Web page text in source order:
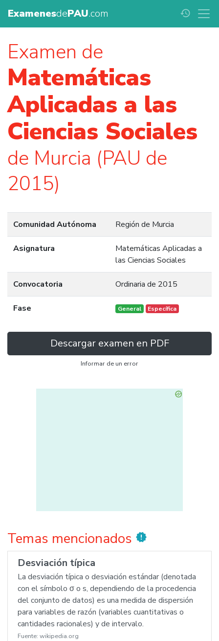
ExamenesdePAU.com history
Examen de
Matemáticas
Aplicadas a las
Ciencias Sociales
de Murcia (PAU de
2015)
Comunidad Autónoma Región de Murcia
Asignatura
Matemáticas Aplicadas a
las Ciencias Sociales
Convocatoria Ordinaria de 2015
Fase General Específica
Descargar examen en PDF
Informar de un error
Temas mencionados new_releases
Desviación típica
La desviación típica o desviación estándar (denotada
con el símbolo σ o s, dependiendo de la procedencia
del conjunto de datos) es una medida de dispersión
para variables de razón (variables cuantitativas o
cantidades racionales) y de intervalo.
Fuente: wikipedia.org